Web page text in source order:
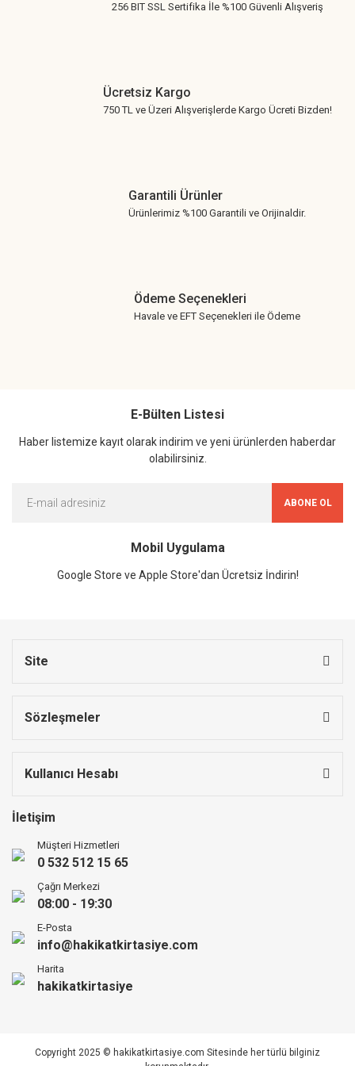
256 BIT SSL Sertifika İle %100 Güvenli Alışveriş
Ücretsiz Kargo
750 TL ve Üzeri Alışverişlerde Kargo Ücreti Bizden!
Garantili Ürünler
Ürünlerimiz %100 Garantili ve Orijinaldir.
Ödeme Seçenekleri
Havale ve EFT Seçenekleri ile Ödeme
E-Bülten Listesi
Haber listemize kayıt olarak indirim ve yeni ürünlerden haberdar
olabilirsiniz.
ABONE OL
Mobil Uygulama
Google Store ve Apple Store'dan Ücretsiz İndirin!
Site
Sözleşmeler
Kullanıcı Hesabı
İletişim
Müşteri Hizmetleri
0 532 512 15 65
Çağrı Merkezi
08:00 - 19:30
E-Posta
info@hakikatkirtasiye.com
Harita
hakikatkirtasiye
Copyright 2025 © hakikatkirtasiye.com Sitesinde her türlü bilginiz